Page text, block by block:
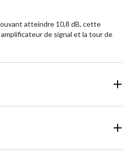
atteindre 10,8 dB, cette
de signal et la tour de